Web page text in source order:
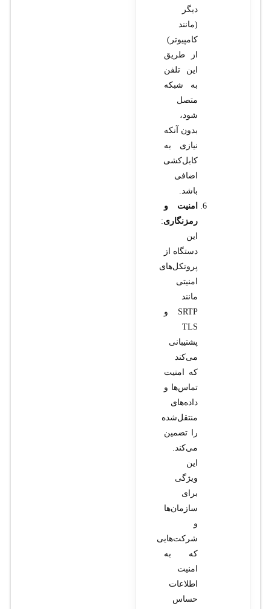
دیگر
(مانند
کامپیوتر)
از طریق
این تلفن
به شبکه
متصل
شود،
بدون آنکه
نیازی به
کابل‌کشی
اضافی
باشد.
امنیت و
رمزنگاری:
این
دستگاه از
پروتکل‌های
امنیتی
مانند
SRTP و
TLS
پشتیبانی
می‌کند
که امنیت
تماس‌ها و
داده‌های
منتقل‌شده
را تضمین
می‌کند.
این
ویژگی
برای
سازمان‌ها
و
شرکت‌هایی
که به
امنیت
اطلاعات
حساس